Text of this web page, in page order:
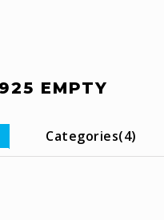
EMPTY
Categories(4)